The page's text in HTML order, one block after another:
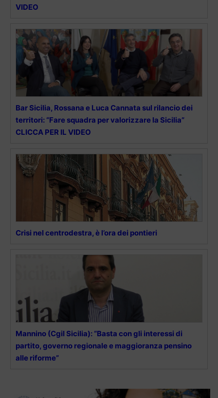
VIDEO
Bar Sicilia, Rossana e Luca Cannata sul rilancio dei
territori: “Fare squadra per valorizzare la Sicilia”
CLICCA PER IL VIDEO
Crisi nel centrodestra, è l’ora dei pontieri
Mannino (Cgil Sicilia): “Basta con gli interessi di
partito, governo regionale e maggioranza pensino
alle riforme”